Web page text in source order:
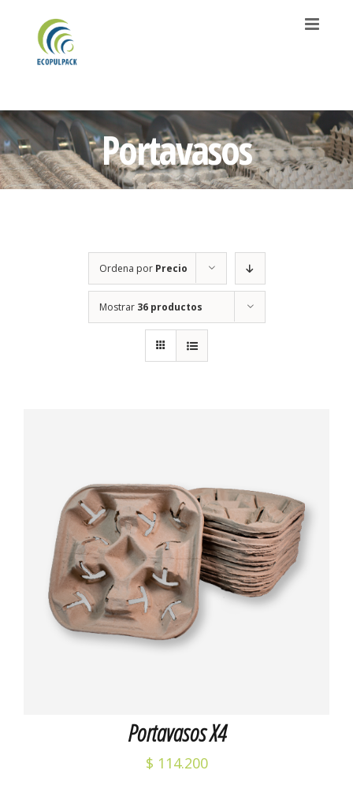
contenido
Portavasos
Ordena por Precio
Mostrar 36 productos
Valorado
con5.00de 5
AÑADIR AL CARRITO / DETALLES
Portavasos X4
$ 114.200